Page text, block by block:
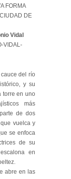
FORMA
DE
Vidal
VIDAL-
del río
y su
torre en uno
más
de dos
vuelca y
se enfoca
de su
en
abre en las